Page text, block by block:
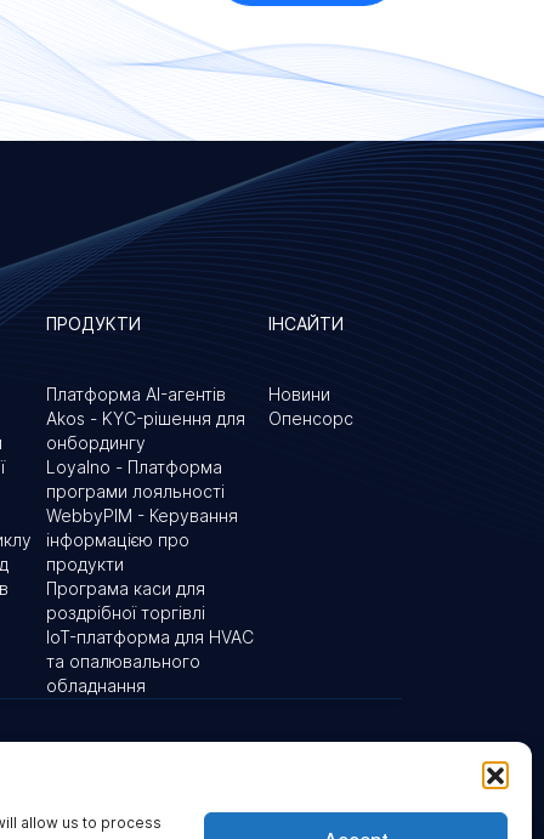
allow us to process
ПРОДУКТИ
Платформа AI-агентів
Akos - KYC-рішення для
онбордингу
Loyalno - Платформа
програми лояльності
WebbyPIM - Керування
інформацією про
продукти
Програма каси для
роздрібної торгівлі
IoT-платформа для HVAC
та опалювального
обладнання
ІНСАЙТИ
Новини
Опенсорс
Британія03022 Київ, Україна